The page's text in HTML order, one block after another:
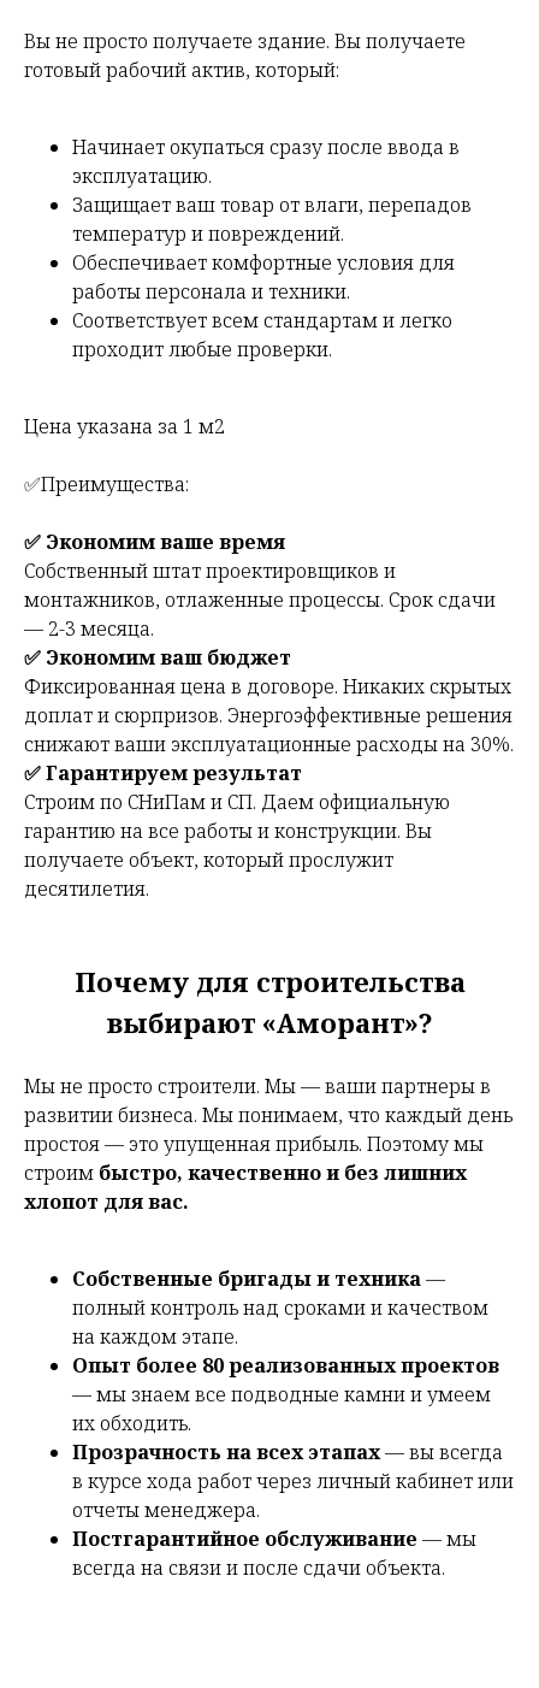
Вы не просто получаете здание. Вы получаете
готовый рабочий актив, который:
Начинает окупаться сразу после ввода в
эксплуатацию.
Защищает ваш товар от влаги, перепадов
температур и повреждений.
Обеспечивает комфортные условия для
работы персонала и техники.
Соответствует всем стандартам и легко
проходит любые проверки.
Цена указана за 1 м2
✅Преимущества:
✅ Экономим ваше время
Собственный штат проектировщиков и
монтажников, отлаженные процессы. Срок сдачи
— 2-3 месяца.
✅ Экономим ваш бюджет
Фиксированная цена в договоре. Никаких скрытых
доплат и сюрпризов. Энергоэффективные решения
снижают ваши эксплуатационные расходы на 30%.
✅ Гарантируем результат
Строим по СНиПам и СП. Даем официальную
гарантию на все работы и конструкции. Вы
получаете объект, который прослужит
десятилетия.
Почему для строительства
выбирают «Аморант»?
Мы не просто строители. Мы — ваши партнеры в
развитии бизнеса. Мы понимаем, что каждый день
простоя — это упущенная прибыль. Поэтому мы
строим быстро, качественно и без лишних
хлопот для вас.
Собственные бригады и техника—
полный контроль над сроками и качеством
на каждом этапе.
Опыт более 80 реализованных проектов
— мы знаем все подводные камни и умеем
их обходить.
Прозрачность на всех этапах— вы всегда
в курсе хода работ через личный кабинет или
отчеты менеджера.
Постгарантийное обслуживание — мы
всегда на связи и после сдачи объекта.